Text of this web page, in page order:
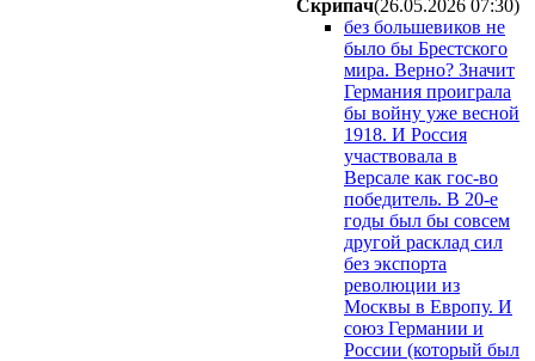
Cкpипaч(26.05.2026 07:30)
без большевиков не
было бы Брестского
мира. Верно? Значит
Германия проиграла
бы войну уже весной
1918. И Россия
участвовала в
Версале как гос-во
победитель. В 20-е
годы был бы совсем
другой расклад сил
без экспорта
революции из
Москвы в Европу. И
союз Германии и
России (который был